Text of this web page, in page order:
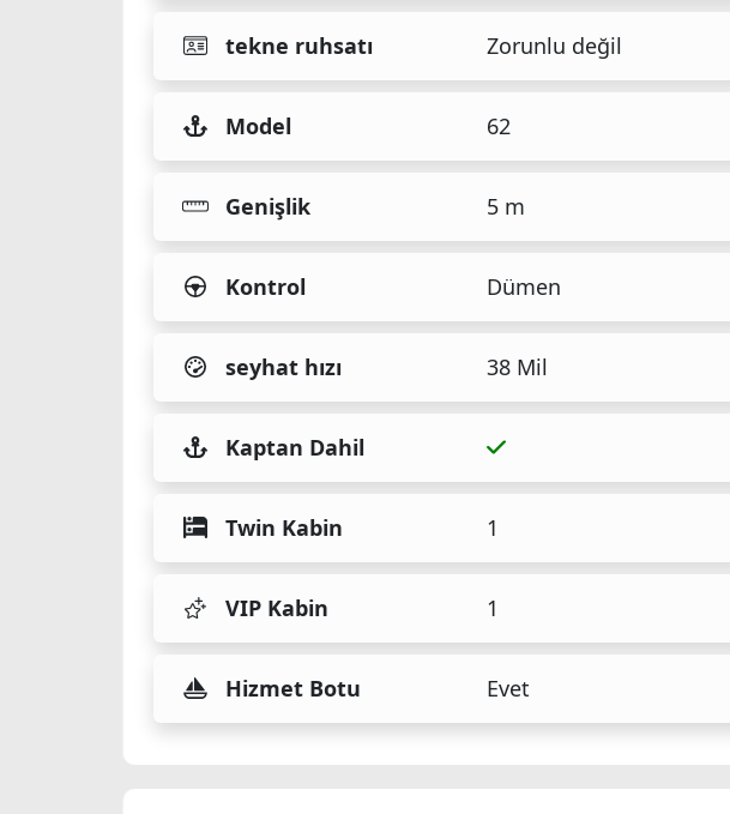
tekne ruhsatı Zorunlu değil
Model 62
Genişlik 5 m
Kontrol Dümen
seyhat hızı 38 Mil
Kaptan Dahil
Twin Kabin 1
VIP Kabin 1
Hizmet Botu Evet